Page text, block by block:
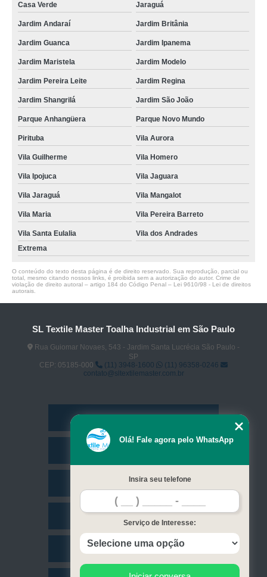
Casa Verde
Jaraguá
Jardim Andaraí Jardim Britânia
Jardim Guanca Jardim Ipanema
Jardim Maristela Jardim Modelo
Jardim Pereira Leite Jardim Regina
Jardim Shangrilá Jardim São João
Parque Anhangüera Parque Novo Mundo
Pirituba Vila Aurora
Vila Guilherme Vila Homero
Vila Ipojuca Vila Jaguara
Vila Jaraguá Vila Mangalot
Vila Maria Vila Pereira Barreto
Vila Santa Eulalia
Vila dos Andrades
Extrema
O conteúdo do texto desta página é de direito reservado. Sua reprodução, parcial ou
total, mesmo citando nossos links, é proibida sem a autorização do autor. Crime de
violação de direito autoral – artigo 184 do Código Penal – Lei 9610/98 - Lei de direitos
autorais
SL Textile Master Toalha Industrial em São Paulo
Rua Guiomar Novaes, 543 - Jardim Santa Lucrécia São Paulo -
SP
CEP: 05185-000
(11) 3948-1600
(11) 96358-0246
contato@sltextilemaster.com.br
Missão
Contato
Olá! Fale agora pelo WhatsApp
Insira seu telefone
Serviço de Interesse: